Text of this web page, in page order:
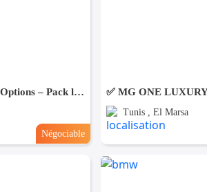
BMW 520i - 2021 – Full Options – Pack luxe & Performance
Négociable
Tunis , El Marsa